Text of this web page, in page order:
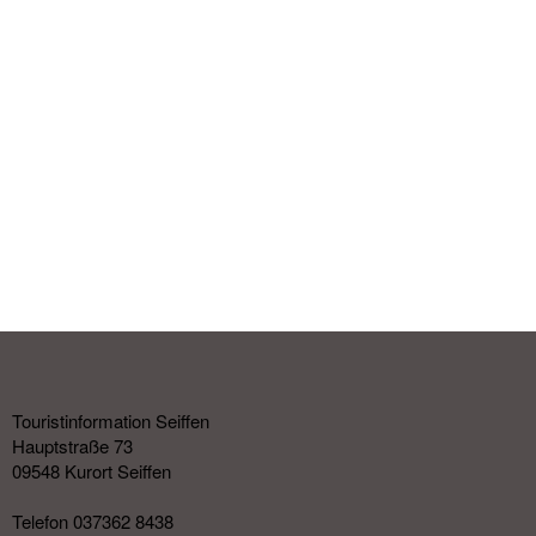
Touristinformation Seiffen
Hauptstraße 73
09548 Kurort Seiffen
Telefon 037362 8438